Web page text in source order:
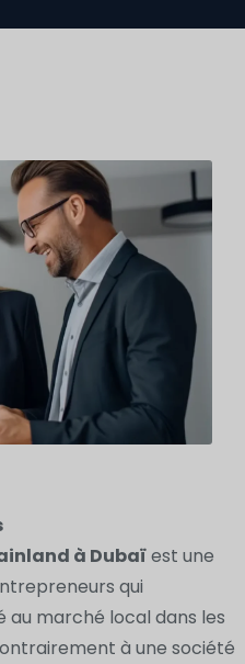
à Dubaïest une
qui
marché local dans les
à une société